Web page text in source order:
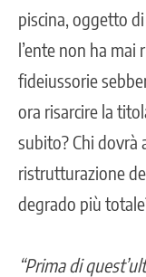
piscina, oggetto
l’ente non ha mai
fideiussorie
ora risarcire la
subito? Chi dovrà
ristrutturazione
degrado più
“Prima di